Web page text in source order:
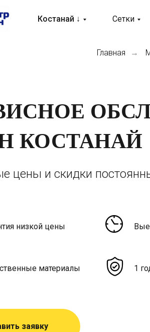
Костанай ↓ Сетки
Главная →
КОСТАНАЙ
низкой цены
материалы 1
заявку
цены и скидки